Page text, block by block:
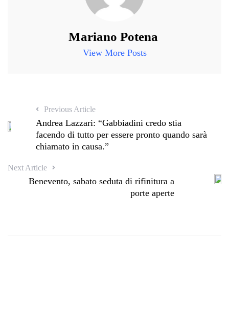
Mariano Potena
View More Posts
Previous Article
Andrea Lazzari: “Gabbiadini credo stia
facendo di tutto per essere pronto quando sarà
chiamato in causa.”
Next Article
Benevento, sabato seduta di rifinitura a
porte aperte